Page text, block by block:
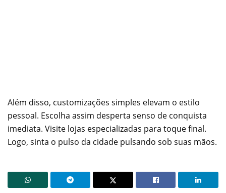
Além disso, customizações simples elevam o estilo
pessoal. Escolha assim desperta senso de conquista
imediata. Visite lojas especializadas para toque final.
Logo, sinta o pulso da cidade pulsando sob suas mãos.